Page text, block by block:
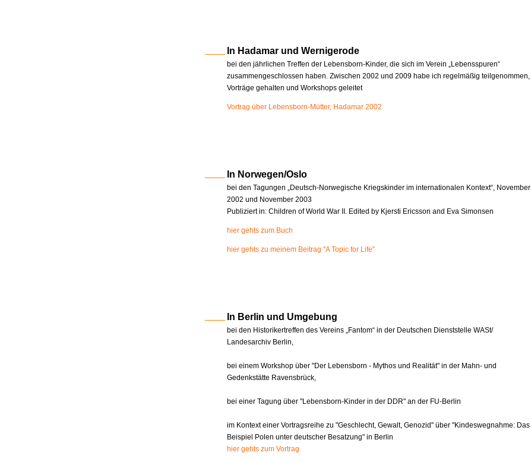
In Hadamar und Wernigerode
bei den jährlichen Treffen der Lebensborn-Kinder, die sich im Verein „Lebensspuren“
zusammengeschlossen haben. Zwischen 2002 und 2009 habe ich regelmäßig teilgenommen,
Vorträge gehalten und Workshops geleitet
Vortrag über Lebensborn-Mütter, Hadamar 2002
In Norwegen/Oslo
bei den Tagungen „Deutsch-Norwegische Kriegskinder im internationalen Kontext“, November
2002 und November 2003
Publiziert in: Children of World War II. Edited by Kjersti Ericsson and Eva Simonsen
hier gehts zum Buch
hier gehts zu meinem Beitrag "A Topic for Life"
In Berlin und Umgebung
bei den Historikertreffen des Vereins „Fantom“ in der Deutschen Dienststelle WASt/
Landesarchiv Berlin,
bei einem Workshop über "Der Lebensborn - Mythos und Realität" in der Mahn- und
Gedenkstätte Ravensbrück,
bei einer Tagung über "Lebensborn-Kinder in der DDR" an der FU-Berlin
im Kontext einer Vortragsreihe zu "Geschlecht, Gewalt, Genozid" über "Kindeswegnahme: Das
Beispiel Polen unter deutscher Besatzung" in Berlin
hier gehts zum Vortrag